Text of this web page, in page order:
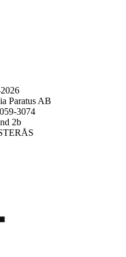
Paratus AB
3074
2b